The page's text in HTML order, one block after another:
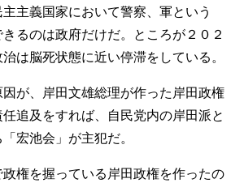
主義国家において警察、軍という
きるのは政府だけだ。ところが２０２
は脳死状態に近い停滞をしている。
が、岸田文雄総理が作った岸田政権
追及をすれば、自民党内の岸田派と
宏池会」が主犯だ。
権を握っている岸田政権を作ったの